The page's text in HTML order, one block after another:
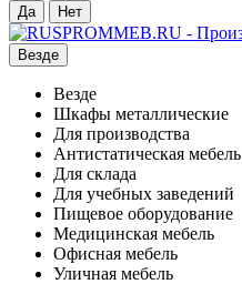
Везде
Везде
Шкафы металлические
Для производства
Антистатическая мебель
Для склада
Для учебных заведений
Пищевое оборудование
Медицинская мебель
Офисная мебель
Уличная мебель